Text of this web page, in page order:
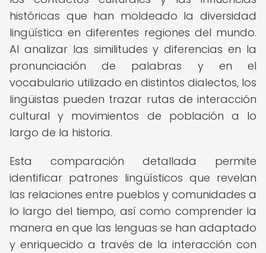
históricas que han moldeado la diversidad
lingüística en diferentes regiones del mundo.
Al analizar las similitudes y diferencias en la
pronunciación de palabras y en el
vocabulario utilizado en distintos dialectos, los
lingüistas pueden trazar rutas de interacción
cultural y movimientos de población a lo
largo de la historia.
Esta comparación detallada permite
identificar patrones lingüísticos que revelan
las relaciones entre pueblos y comunidades a
lo largo del tiempo, así como comprender la
manera en que las lenguas se han adaptado
y enriquecido a través de la interacción con